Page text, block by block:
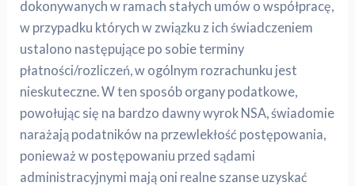
dokonywanych w ramach stałych umów o współpracę,
w przypadku których w związku z ich świadczeniem
ustalono następujące po sobie terminy
płatności/rozliczeń, w ogólnym rozrachunku jest
nieskuteczne. W ten sposób organy podatkowe,
powołując się na bardzo dawny wyrok NSA, świadomie
narażają podatników na przewlekłość postępowania,
ponieważ w postępowaniu przed sądami
administracyjnymi mają oni realne szanse uzyskać